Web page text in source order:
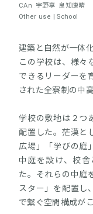
CAn 宇野享 良知康晴
Other use |School
建築と自然が一体
この学校は、様々
できるリーダーを
された全寮制の中
学校の敷地は２つ
配置した。茫漠と
広場」「学びの庭
中庭を設け、校
た。それらの中庭
スター」を配置し
で繋ぐ空間構成が